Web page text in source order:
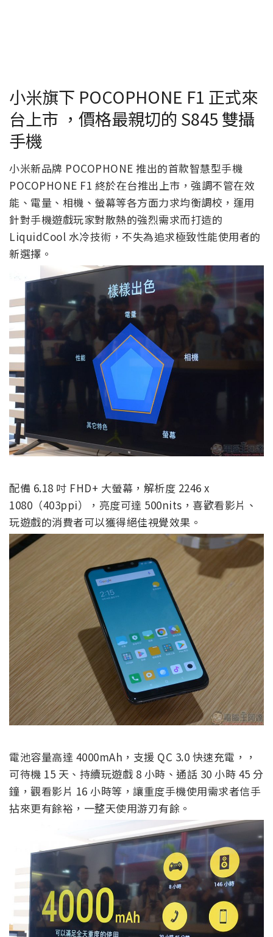
小米旗下 POCOPHONE F1 正式來
台上市 ，價格最親切的 S845 雙攝
手機
小米新品牌 POCOPHONE 推出的首款智慧型手機
POCOPHONE F1 終於在台推出上市，強調不管在效
能、電量、相機、螢幕等各方面力求均衡調校，運用
針對手機遊戲玩家對散熱的強烈需求而打造的
LiquidCool 水冷技術，不失為追求極致性能使用者的
新選擇。
配備 6.18 吋 FHD+ 大螢幕，解析度 2246 x
1080（403ppi），亮度可達 500nits，喜歡看影片、
玩遊戲的消費者可以獲得絕佳視覺效果。
電池容量高達 4000mAh，支援 QC 3.0 快速充電，，
可待機 15 天、持續玩遊戲 8 小時、通話 30 小時 45 分
鐘，觀看影片 16 小時等，讓重度手機使用需求者信手
拈來更有餘裕，一整天使用游刃有餘。